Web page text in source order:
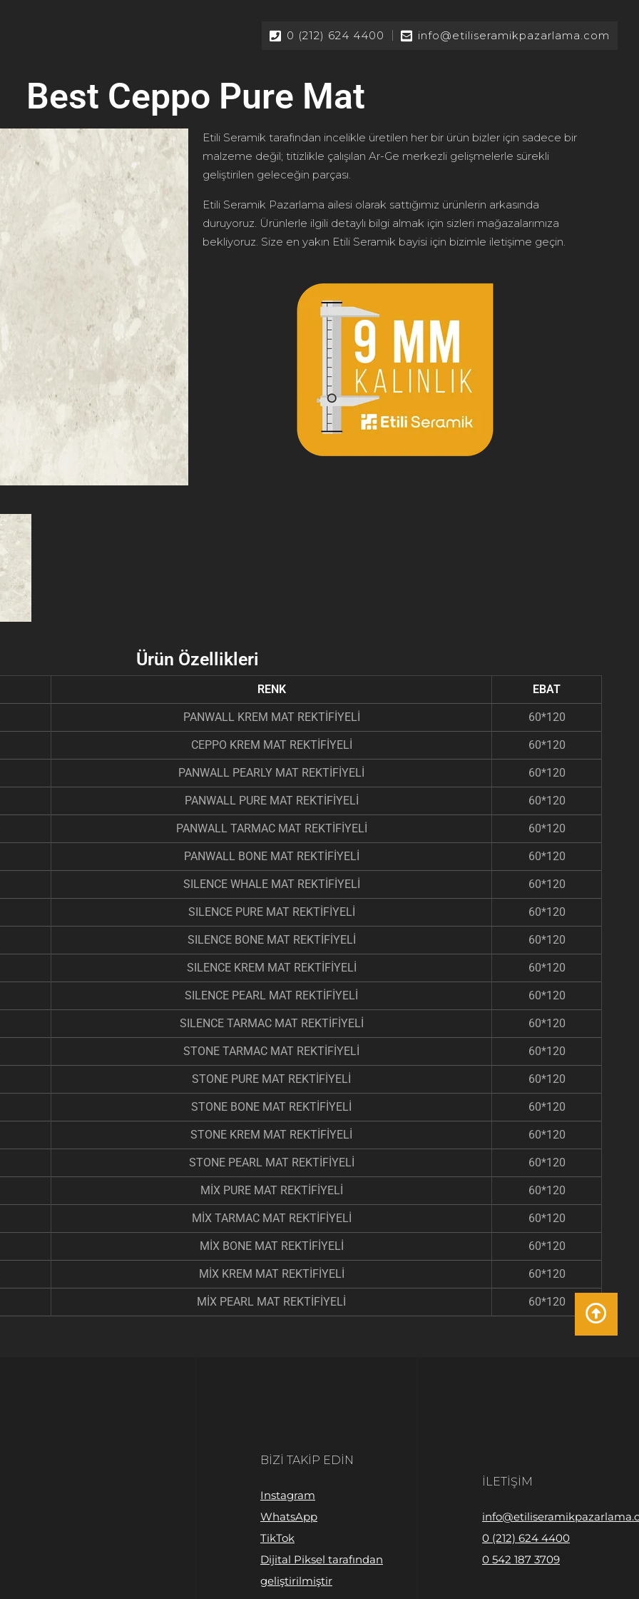
0 (212) 624 4400 info@etiliseramikpazarlama.com
Best Ceppo Pure Mat
Etili Seramik tarafından incelikle üretilen her bir ürün bizler için sadece bir
malzeme değil; titizlikle çalışılan Ar-Ge merkezli gelişmelerle sürekli
geliştirilen geleceğin parçası.
Etili Seramik Pazarlama ailesi olarak sattığımız ürünlerin arkasında
duruyoruz. Ürünlerle ilgili detaylı bilgi almak için sizleri mağazalarımıza
bekliyoruz. Size en yakın Etili Seramik bayisi için bizimle iletişime geçin.
Ürün Özellikleri
RENK EBAT
PANWALL KREM MAT REKTİFİYELİ 60*120
CEPPO KREM MAT REKTİFİYELİ 60*120
PANWALL PEARLY MAT REKTİFİYELİ 60*120
PANWALL PURE MAT REKTİFİYELİ 60*120
PANWALL TARMAC MAT REKTİFİYELİ 60*120
PANWALL BONE MAT REKTİFİYELİ 60*120
SILENCE WHALE MAT REKTİFİYELİ 60*120
SILENCE PURE MAT REKTİFİYELİ 60*120
SILENCE BONE MAT REKTİFİYELİ 60*120
SILENCE KREM MAT REKTİFİYELİ 60*120
SILENCE PEARL MAT REKTİFİYELİ 60*120
SILENCE TARMAC MAT REKTİFİYELİ 60*120
STONE TARMAC MAT REKTİFİYELİ 60*120
STONE PURE MAT REKTİFİYELİ 60*120
STONE BONE MAT REKTİFİYELİ 60*120
STONE KREM MAT REKTİFİYELİ 60*120
STONE PEARL MAT REKTİFİYELİ 60*120
MİX PURE MAT REKTİFİYELİ 60*120
MİX TARMAC MAT REKTİFİYELİ 60*120
MİX BONE MAT REKTİFİYELİ 60*120
MİX KREM MAT REKTİFİYELİ 60*120
MİX PEARL MAT REKTİFİYELİ 60*120
BIZI TAKIP EDIN
Instagram
WhatsApp
TikTok
Dijital Piksel tarafından
geliştirilmiştir
İLETIŞIM
0 (212) 624 4400
0 542 187 3709